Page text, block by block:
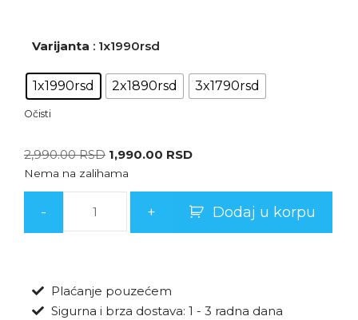
Varijanta : 1x1990rsd
1x1990rsd 2x1890rsd 3x1790rsd
Očisti
2,990.00RSD 1,990.00 RSD
Nema na zalihama
- + Dodaj u korpu
Plaćanje pouzećem
Sigurna i brza dostava: 1 - 3 radna dana